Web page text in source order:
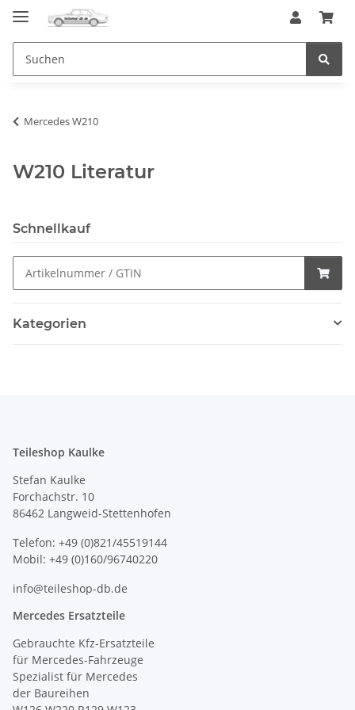
Mercedes W210
W210 Literatur
Schnellkauf
Kategorien
Teileshop Kaulke
Stefan Kaulke
Forchachstr. 10
86462 Langweid-Stettenhofen
Telefon: +49 (0)821/45519144
Mobil: +49 (0)160/96740220
info@teileshop-db.de
Mercedes Ersatzteile
Gebrauchte Kfz-Ersatzteile
für Mercedes-Fahrzeuge
Spezialist für Mercedes
der Baureihen